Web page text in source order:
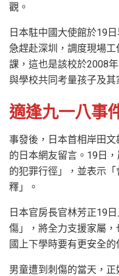
觀。
日本駐中國大使館於19
急趕赴深圳，調度現場
課，這也是該校於2008
與學校共同考量孩子及
適逢九一八事
事發後，日本首相岸田
的日本網友留言。19日
的犯罪行徑」，並表示
釋」。
日本官房長官林芳正19
傷」，將全力支援家屬
國上下學時要有更安全的
男童遭到刺傷的當天，正